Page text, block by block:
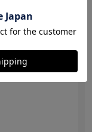
【投稿日：2026.6.11】